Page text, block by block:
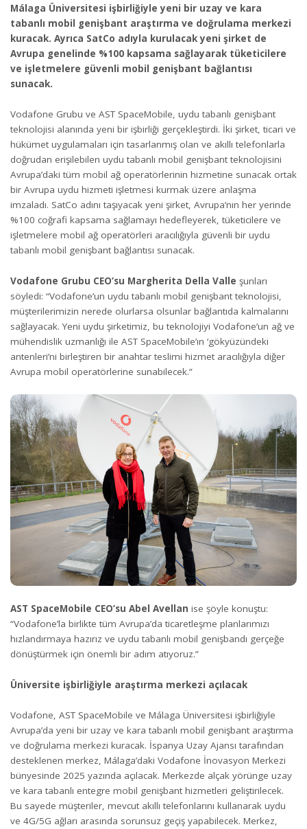
Málaga Üniversitesi işbirliğiyle yeni bir uzay ve kara
tabanlı mobil genişbant araştırma ve doğrulama merkezi
kuracak. Ayrıca SatCo adıyla kurulacak yeni şirket de
Avrupa genelinde %100 kapsama sağlayarak tüketicilere
ve işletmelere güvenli mobil genişbant bağlantısı
sunacak.
Vodafone Grubu ve AST SpaceMobile, uydu tabanlı genişbant
teknolojisi alanında yeni bir işbirliği gerçekleştirdi. İki şirket, ticari ve
hükümet uygulamaları için tasarlanmış olan ve akıllı telefonlarla
doğrudan erişilebilen uydu tabanlı mobil genişbant teknolojisini
Avrupa’daki tüm mobil ağ operatörlerinin hizmetine sunacak ortak
bir Avrupa uydu hizmeti işletmesi kurmak üzere anlaşma
imzaladı. SatCo adını taşıyacak yeni şirket, Avrupa’nın her yerinde
%100 coğrafi kapsama sağlamayı hedefleyerek, tüketicilere ve
işletmelere mobil ağ operatörleri aracılığıyla güvenli bir uydu
tabanlı mobil genişbant bağlantısı sunacak.
Vodafone Grubu CEO’su Margherita Della Valle şunları
söyledi: “Vodafone’un uydu tabanlı mobil genişbant teknolojisi,
müşterilerimizin nerede olurlarsa olsunlar bağlantıda kalmalarını
sağlayacak. Yeni uydu şirketimiz, bu teknolojiyi Vodafone’un ağ ve
mühendislik uzmanlığı ile AST SpaceMobile’ın ‘gökyüzündeki
antenleri’ni birleştiren bir anahtar teslimi hizmet aracılığıyla diğer
Avrupa mobil operatörlerine sunabilecek.”
AST SpaceMobile CEO’su Abel Avellan ise şöyle konuştu:
“Vodafone’la birlikte tüm Avrupa’da ticaretleşme planlarımızı
hızlandırmaya hazırız ve uydu tabanlı mobil genişbandı gerçeğe
dönüştürmek için önemli bir adım atıyoruz.”
Üniversite işbirliğiyle araştırma merkezi açılacak
Vodafone, AST SpaceMobile ve Málaga Üniversitesi işbirliğiyle
Avrupa’da yeni bir uzay ve kara tabanlı mobil genişbant araştırma
ve doğrulama merkezi kuracak. İspanya Uzay Ajansı tarafından
desteklenen merkez, Málaga’daki Vodafone İnovasyon Merkezi
bünyesinde 2025 yazında açılacak. Merkezde alçak yörünge uzay
ve kara tabanlı entegre mobil genişbant hizmetleri geliştirilecek.
Bu sayede müşteriler, mevcut akıllı telefonlarını kullanarak uydu
ve 4G/5G ağları arasında sorunsuz geçiş yapabilecek. Merkez,